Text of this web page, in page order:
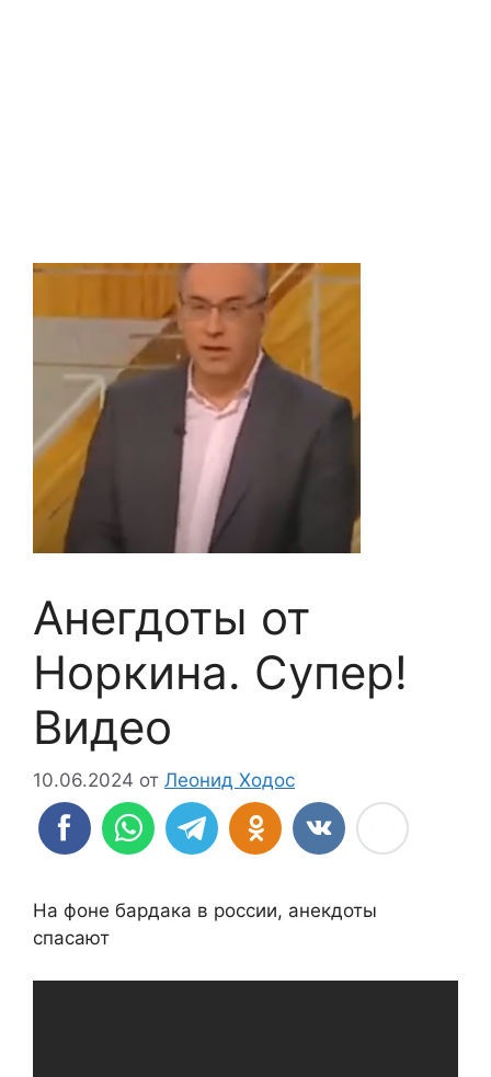
Анегдоты от
Норкина. Супер!
Видео
10.06.2024 от Леонид Ходос
На фоне бардака в россии, анекдоты
спасают